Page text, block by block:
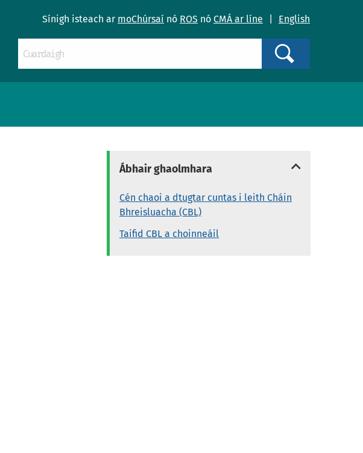
Sínigh isteach ar moChúrsaí nó ROS nó CMÁ ar líne English
Ábhair ghaolmhara
Cén chaoi a dtugtar cuntas i leith Cháin
Bhreisluacha (CBL)
Taifid CBL a choinneáil